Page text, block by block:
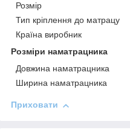
Розмір
Тип кріплення до матрацу
Країна виробник
Розміри наматрацника
Довжина наматрацника
Ширина наматрацника
Приховати